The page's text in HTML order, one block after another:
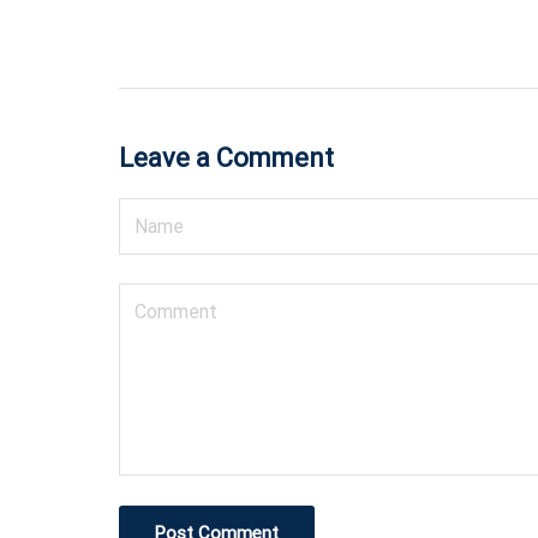
Leave a Comment
Post Comment